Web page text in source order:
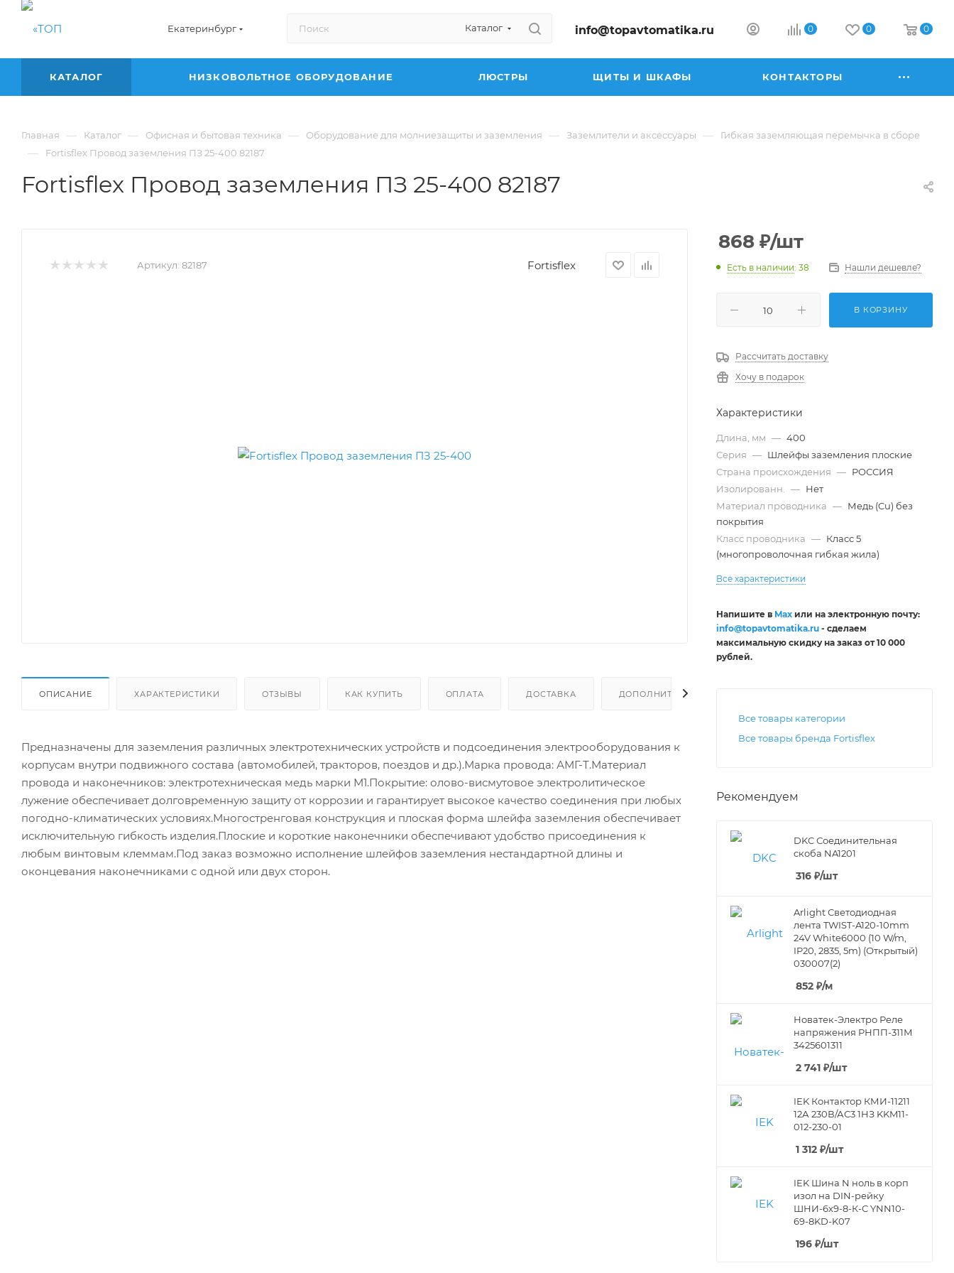
Екатеринбург Каталог info@topavtomatika.ru 0 0 0
КАТАЛОГ НИЗКОВОЛЬТНОЕ ОБОРУДОВАНИЕ ЛЮСТРЫ ЩИТЫ И ШКАФЫ КОНТАКТОРЫ
Главная — Каталог — Офисная и бытовая техника — Оборудование для молниезащиты и заземления — Заземлители и аксессуары — Гибкая заземляющая перемычка в сборе
— Fortisflex Провод заземления ПЗ 25-400 82187
Fortisflex Провод заземления ПЗ 25-400 82187
Артикул: 82187 Fortisflex
ОПИСАНИЕ ХАРАКТЕРИСТИКИ ОТЗЫВЫ КАК КУПИТЬ ОПЛАТА ДОСТАВКА ДОПОЛНИТЕЛЬНО
Предназначены для заземления различных электротехнических устройств и подсоединения электрооборудования к
корпусам внутри подвижного состава (автомобилей, тракторов, поездов и др.).Марка провода: АМГ-Т.Материал
провода и наконечников: электротехническая медь марки М1.Покрытие: олово-висмутовое электролитическое
лужение обеспечивает долговременную защиту от коррозии и гарантирует высокое качество соединения при любых
погодно-климатических условиях.Многостренговая конструкция и плоская форма шлейфа заземления обеспечивает
исключительную гибкость изделия.Плоские и короткие наконечники обеспечивают удобство присоединения к
любым винтовым клеммам.Под заказ возможно исполнение шлейфов заземления нестандартной длины и
оконцевания наконечниками с одной или двух сторон.
868 ₽/шт
Есть в наличии: 38 Нашли дешевле?
В КОРЗИНУ
Рассчитать доставку
Хочу в подарок
Характеристики
Длина, мм — 400
Серия — Шлейфы заземления плоские
Страна происхождения — РОССИЯ
Изолированн.
— Нет
Материал проводника — Медь (Cu) без
покрытия
Класс проводника — Класс 5
(многопроволочная гибкая жила)
Все характеристики
Напишите в Max или на электронную почту:
info@topavtomatika.ru - сделаем
максимальную скидку на заказ от 10 000
рублей.
Все товары категории
Все товары бренда Fortisflex
Рекомендуем
DKC Соединительная
скоба NA1201
316 ₽/шт
Arlight Светодиодная
лента TWIST-A120-10mm
24V White6000 (10 W/m,
IP20, 2835, 5m) (Открытый)
030007(2)
852 ₽/м
Новатек-Электро Реле
напряжения РНПП-311М
3425601311
2 741 ₽/шт
IEK Контактор КМИ-11211
12А 230В/АС3 1HЗ KKM11-
012-230-01
1 312 ₽/шт
IEK Шина N ноль в корп
изол на DIN-рейку
ШНИ-6х9-8-К-С YNN10-
69-8KD-K07
196 ₽/шт